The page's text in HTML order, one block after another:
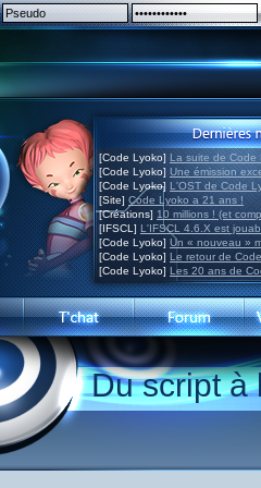
[Code Lyoko] La suite de Code
[Code Lyoko] Une émission
[Code Lyoko] L'OST de Code
[Site] Code Lyoko a 21 ans !
[Créations] 10 millions ! (et
[IFSCL] L'IFSCL 4.6.X est
[Code Lyoko] Un « nouveau »
[Code Lyoko] Le retour de
[Code Lyoko] Les 20 ans de
Du script à